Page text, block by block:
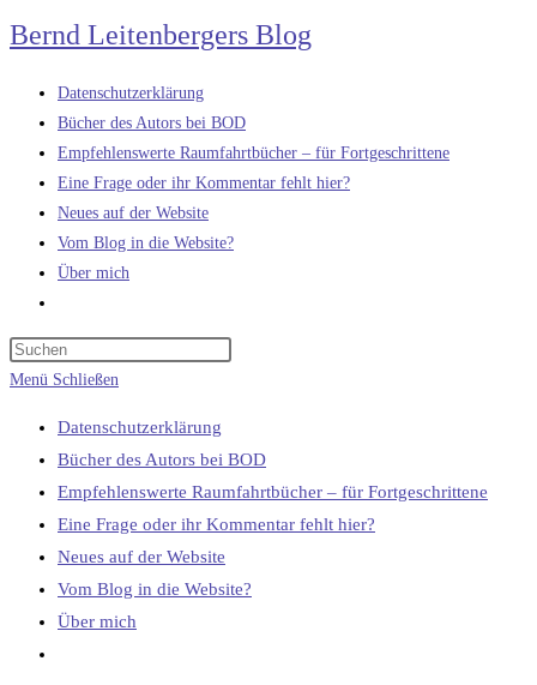
Zum
Inhalt
springen
Bernd Leitenbergers Blog
Datenschutzerklärung
Bücher des Autors bei BOD
Empfehlenswerte Raumfahrtbücher – für Fortgeschrittene
Eine Frage oder ihr Kommentar fehlt hier?
Neues auf der Website
Vom Blog in die Website?
Über mich
umschalten
Menü Schließen
Datenschutzerklärung
Bücher des Autors bei BOD
Empfehlenswerte Raumfahrtbücher – für Fortgeschrittene
Eine Frage oder ihr Kommentar fehlt hier?
Neues auf der Website
Vom Blog in die Website?
Über mich